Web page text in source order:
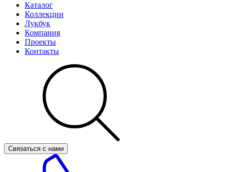
Каталог
Коллекции
Лукбук
Компания
Проекты
Контакты
Связаться с нами